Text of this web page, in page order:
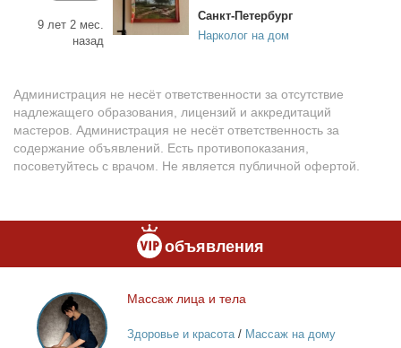
9 лет 2 мес.
назад
Санкт-Петербург
Нарколог на дом
Администрация не несёт ответственности за отсутствие
надлежащего образования, лицензий и аккредитаций
мастеров. Администрация не несёт ответственность за
содержание объявлений. Есть противопоказания,
посоветуйтесь с врачом. Не является публичной офертой.
объявления
Массаж
лица
и
Мас­саж ли­ца и те­ла
Здоровье и красота/ Массаж на дому